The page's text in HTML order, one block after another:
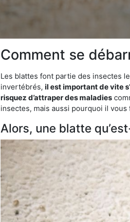
Comment se
Les blattes font partie des insectes
invertébrés, il est important de vite
risquez d’attraper des maladies
insectes, mais aussi pourquoi il
Alors, une blatte